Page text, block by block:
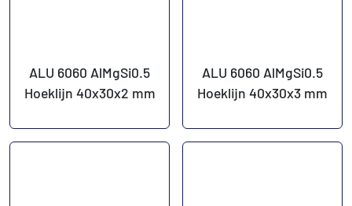
ALU 6060 AlMgSi0.5
Hoeklijn 40x30x2 mm
ALU 6060 AlMgSi0.5
Hoeklijn 40x30x3 mm